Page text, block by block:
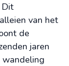
Dit
van het
de
jaren
wandeling